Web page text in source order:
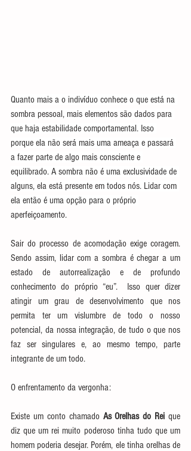
Quanto mais a o indivíduo conhece o que está na
sombra pessoal, mais elementos são dados para
que haja estabilidade comportamental. Isso
porque ela não será mais uma ameaça e passará
a fazer parte de algo mais consciente e
equilibrado. A sombra não é uma exclusividade de
alguns, ela está presente em todos nós. Lidar com
ela então é uma opção para o próprio
aperfeiçoamento.
Sair do processo de acomodação exige coragem.
Sendo assim, lidar com a sombra é chegar a um
estado de autorrealização e de profundo
conhecimento do próprio “eu”.  Isso quer dizer
atingir um grau de desenvolvimento que nos
permita ter um vislumbre de todo o nosso
potencial, da nossa integração, de tudo o que nos
faz ser singulares e, ao mesmo tempo, parte
integrante de um todo.
O enfrentamento da vergonha:
Existe um conto chamado As Orelhas do Rei que
diz que um rei muito poderoso tinha tudo que um
homem poderia desejar. Porém, ele tinha orelhas de